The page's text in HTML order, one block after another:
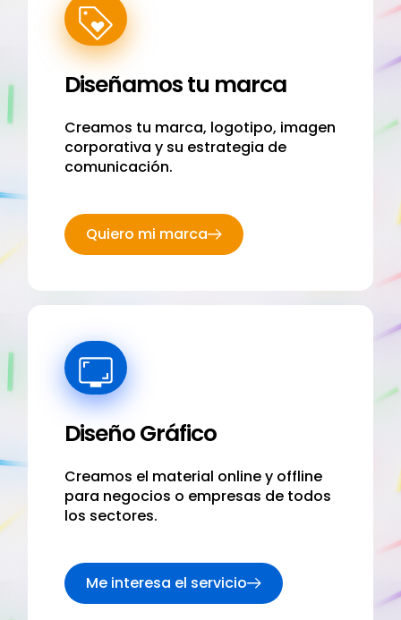
Diseñamos tu marca
Creamos tu marca, logotipo, imagen
corporativa y su estrategia de
comunicación.
Quiero mi marca
Diseño Gráfico
Creamos el material online y offline
para negocios o empresas de todos
los sectores.
Me interesa el servicio